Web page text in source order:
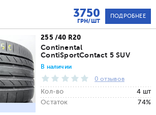
3750
ГРН/ШТ
ПОДРОБНЕЕ
255 /40 R20
Continental
ContiSportContact 5 SUV
В наличии
0 отзывов
Кол-во
4 шт
Остаток
74%